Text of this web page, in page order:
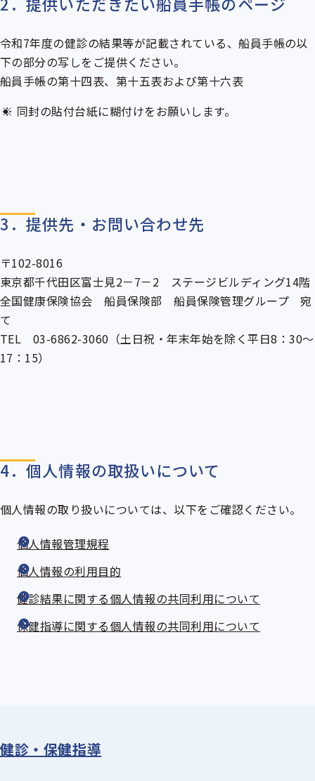
令和7年度の健診の結果等が記載されている、船員手帳の以
下の部分の写しをご提供ください。
船員手帳の第十四表、第十五表および第十六表
同封の貼付台紙に糊付けをお願いします。
3．提供先・お問い合わせ先
〒102-8016
東京都千代田区富士見2－7－2 ステージビルディング14階
全国健康保険協会 船員保険部 船員保険管理グループ 宛
て
TEL 03-6862-3060（土日祝・年末年始を除く平日8：30～
17：15）
4．個人情報の取扱いについて
個人情報の取り扱いについては、以下をご確認ください。
個人情報管理規程
個人情報の利用目的
健診結果に関する個人情報の共同利用について
保健指導に関する個人情報の共同利用について
健診・保健指導